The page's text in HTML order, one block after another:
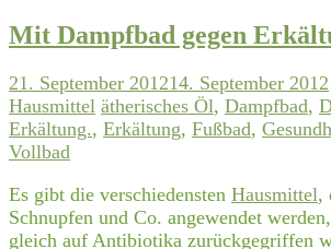
Mit Dampfbad gegen
21. September 201214. September 2012
Hausmittel ätherisches Öl, Dampfbad,
Erkältung., Erkältung, Fußbad,
Vollbad
Es gibt die verschiedensten Hausmittel,
Schnupfen und Co. angewendet
gleich auf Antibiotika zurückgegriffen